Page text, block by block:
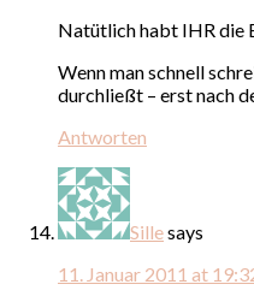
Natütlich habt IHR die
Wenn man schnell
durchließt – erst nach
Antworten
Sillesays
11. Januar 2011 at